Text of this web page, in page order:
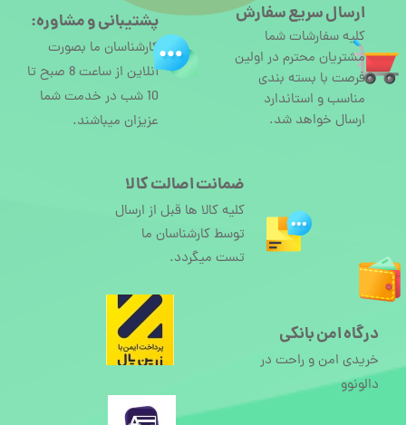
ارسال سریع سفارش
کلیه سفارشات شما
مشتریان محترم در اولین
فرصت با بسته بندی
مناسب و استاندارد
ارسال خواهد شد.
درگاه امن بانکی
خریدی امن و راحت در
دالونوو
پشتیبانی و مشاوره:
کارشناسان ما بصورت
آنلاین از ساعت 8 صبح تا
10 شب در خدمت شما
عزیزان میباشند.
ضمانت اصالت کالا
کلیه کالا ها قبل از ارسال
توسط کارشناسان ما
تست میگردد.